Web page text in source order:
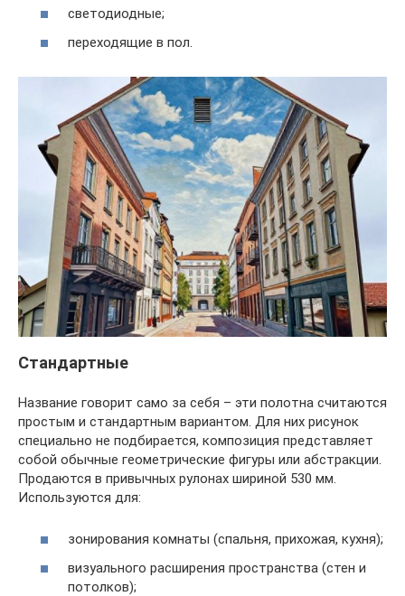
светодиодные;
переходящие в пол.
Стандартные
Название говорит само за себя – эти полотна считаются
простым и стандартным вариантом. Для них рисунок
специально не подбирается, композиция представляет
собой обычные геометрические фигуры или абстракции.
Продаются в привычных рулонах шириной 530 мм.
Используются для:
зонирования комнаты (спальня, прихожая, кухня);
визуального расширения пространства (стен и
потолков);